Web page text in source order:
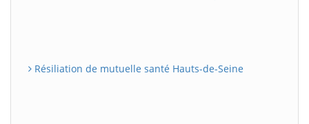
Résiliation de mutuelle santé Hauts-de-Seine